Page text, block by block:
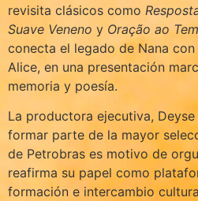
revisita clásicos como
Suave Veneno y Oração ao
conecta el legado de Nana
Alice, en una presentación
memoria y poesía.
La productora ejecutiva,
formar parte de la mayor
de Petrobras es motivo de
reafirma su papel como
formación e intercambio